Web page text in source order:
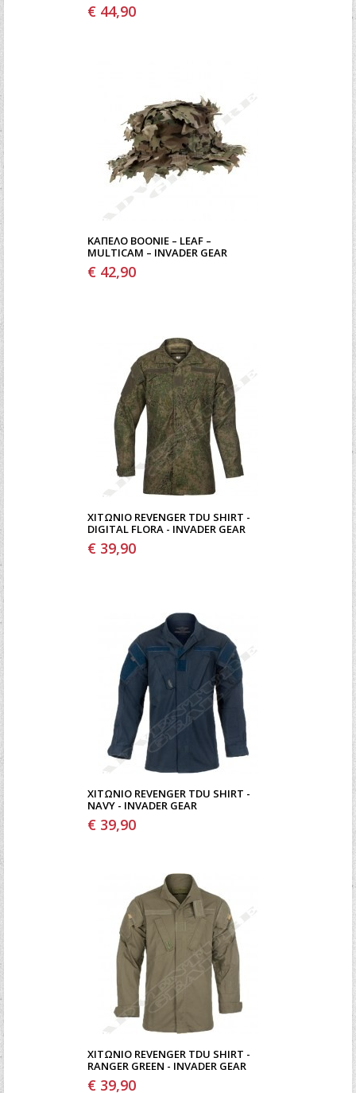
€ 44,90
ΚΑΠΈΛΟ BOONIE – LEAF –
MULTICAM – INVADER GEAR
€ 42,90
ΧΙΤΏΝΙΟ REVENGER TDU SHIRT -
DIGITAL FLORA - INVADER GEAR
€ 39,90
ΧΙΤΏΝΙΟ REVENGER TDU SHIRT -
NAVY - INVADER GEAR
€ 39,90
ΧΙΤΏΝΙΟ REVENGER TDU SHIRT -
RANGER GREEN - INVADER GEAR
€ 39,90